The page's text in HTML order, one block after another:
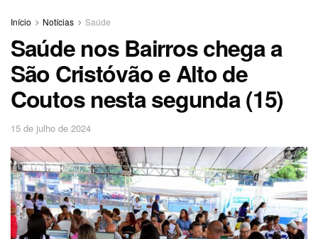
Início Notícias Saúde
Saúde nos Bairros chega a
São Cristóvão e Alto de
Coutos nesta segunda (15)
15 de julho de 2024